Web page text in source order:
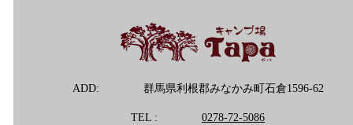
ADD: 群馬県利根郡みなかみ町石倉1596-62
TEL : 0278-72-5086